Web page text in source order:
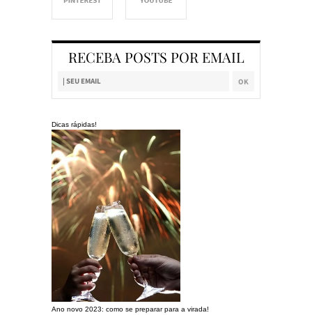
RECEBA POSTS POR EMAIL
Dicas rápidas!
Ano novo 2023: como se preparar para a virada!